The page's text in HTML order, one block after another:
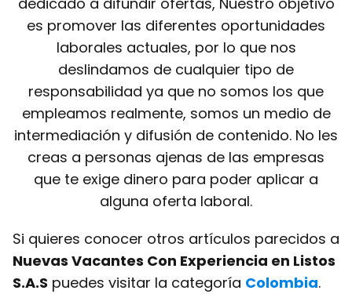
es promover las diferentes oportunidades
laborales actuales, por lo que nos
deslindamos de cualquier tipo de
responsabilidad ya que no somos los que
empleamos realmente, somos un medio de
intermediación y difusión de contenido. No les
creas a personas ajenas de las empresas
que te exige dinero para poder aplicar a
alguna oferta laboral.
Si quieres conocer otros artículos parecidos a
Nuevas Vacantes Con Experiencia en Listos
S.A.S puedes visitar la categoría Colombia.